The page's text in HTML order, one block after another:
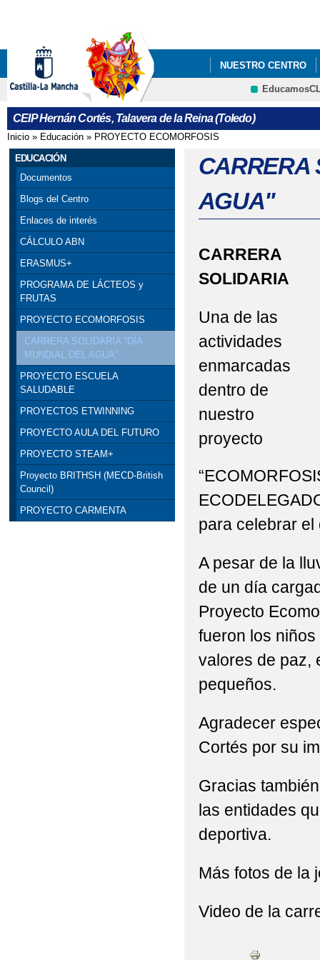
NUESTRO CENTRO
PROYECTO
REPARTO FRUTA Y
CEIP Hernán Cortés, Talavera de la Reina (Toledo)
Se encuentra usted aquí
Inicio » Educación » PROYECTO ECOMORFOSIS
EDUCACIÓN
Documentos
Blogs del Centro
Enlaces de interés
CÁLCULO ABN
ERASMUS+
PROGRAMA DE LÁCTEOS y
FRUTAS
PROYECTO ECOMORFOSIS
CARRERA SOLIDARIA "DÍA
MUNDIAL DEL AGUA"
PROYECTO ESCUELA
SALUDABLE
PROYECTOS ETWINNING
PROYECTO AULA DEL FUTURO
PROYECTO STEAM+
Proyecto BRITHSH (MECD-British
Council)
PROYECTO CARMENTA
CARRERA
AGUA"
CARRERA
SOLIDARIA
Una de las
actividades
enmarcadas
dentro de
nuestro
proyecto
para celebrar el
A pesar de la
de un día
Proyecto
fueron los
valores de paz,
pequeños.
Agradecer
Cortés por su
Gracias
las entidades
deportiva.
Más fotos de la
Video de la